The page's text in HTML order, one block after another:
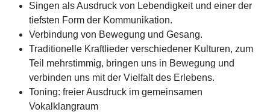
Singen als Ausdruck von Lebendigkeit und einer der
tiefsten Form der Kommunikation.
Verbindung von Bewegung und Gesang.
Traditionelle Kraftlieder verschiedener Kulturen, zum
Teil mehrstimmig, bringen uns in Bewegung und
verbinden uns mit der Vielfalt des Erlebens.
Toning: freier Ausdruck im gemeinsamen
Vokalklangraum